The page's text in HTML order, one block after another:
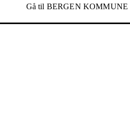
Gå til BERGEN KOMMUNE